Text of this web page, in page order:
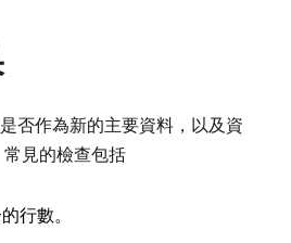
是否作為新的主要資料，以及資
見的檢查包括
行數。